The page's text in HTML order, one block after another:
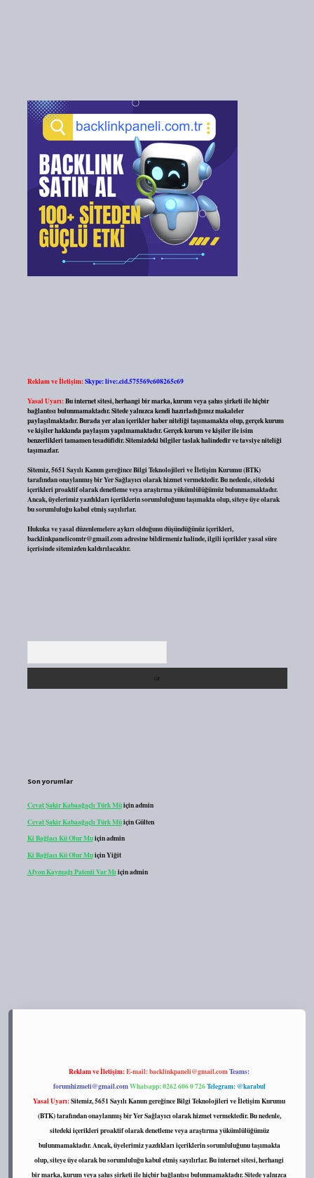
Reklam ve İletişim:Skype: live:.cid.575569c608265c69
Yasal Uyarı:Bu internet sitesi, herhangi bir marka, kurum veya şahıs şirketi ile hiçbir
bağlantısı bulunmamaktadır. Sitede yalnızca kendi hazırladığımız makaleler
paylaşılmaktadır. Burada yer alan içerikler haber niteliği taşımamakta olup, gerçek kurum
ve kişiler hakkında paylaşım yapılmamaktadır. Gerçek kurum ve kişiler ile isim
benzerlikleri tamamen tesadüfidir. Sitemizdeki bilgiler taslak halindedir ve tavsiye niteliği
taşımazlar.
Sitemiz, 5651 Sayılı Kanun gereğince Bilgi Teknolojileri ve İletişim Kurumu (BTK)
tarafından onaylanmış bir Yer Sağlayıcı olarak hizmet vermektedir. Bu nedenle, sitedeki
içerikleri proaktif olarak denetleme veya araştırma yükümlülüğümüz bulunmamaktadır.
Ancak, üyelerimiz yazdıkları içeriklerin sorumluluğunu taşımakta olup, siteye üye olarak
bu sorumluluğu kabul etmiş sayılırlar.
Hukuka ve yasal düzenlemelere aykırı olduğunu düşündüğünüz içerikleri,
backlinkpanelicomtr@gmail.comadresine bildirmeniz halinde, ilgili içerikler yasal süre
içerisinde sitemizden kaldırılacaktır.
Son yorumlar
Cevat Şakir Kabaağaçlı Türk Müiçinadmin
Cevat Şakir Kabaağaçlı Türk MüiçinGülten
Ki Bağlacı Kü Olur Muiçinadmin
Ki Bağlacı Kü Olur MuiçinYiğit
Afyon Kaymağı Patenti Var Mı içinadmin
Reklam ve İletişim:E-mail:backlinkpaneli@gmail.comTeams:
forumhizmeti@gmail.comWhatsapp: 0262 606 0 726Telegram: @karabul
Yasal Uyarı:Sitemiz, 5651 Sayılı Kanun gereğince Bilgi Teknolojileri ve İletişim Kurumu
(BTK) tarafından onaylanmış bir Yer Sağlayıcı olarak hizmet vermektedir. Bu nedenle,
sitedeki içerikleri proaktif olarak denetleme veya araştırma yükümlülüğümüz
bulunmamaktadır. Ancak, üyelerimiz yazdıkları içeriklerin sorumluluğunu taşımakta
olup, siteye üye olarak bu sorumluluğu kabul etmiş sayılırlar. Bu internet sitesi, herhangi
bir marka, kurum veya şahıs şirketi ile hiçbir bağlantısı bulunmamaktadır. Sitede yalnızca